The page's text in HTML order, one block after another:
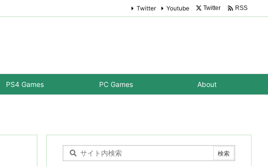
PS4 Games PC Games About
Twitter Youtube Twitter  RSS